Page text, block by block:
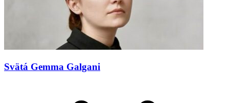
Svätá Gemma Galgani